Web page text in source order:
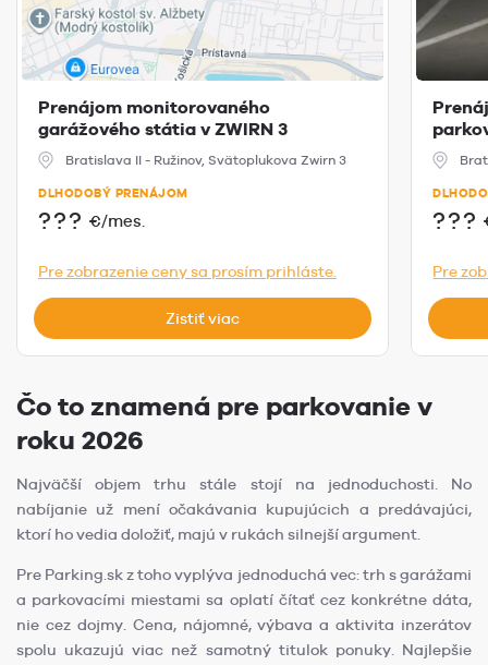
Prenájom monitorovaného
garážového státia v ZWIRN 3
Bratislava II - Ružinov, Svätoplukova Zwirn 3
DLHODOBÝ PRENÁJOM
??? €/mes.
Pre zobrazenie ceny sa prosím prihláste.
Zistiť viac
???
Pre
Čo to znamená pre parkovanie v
roku 2026
Najväčší objem trhu stále stojí na jednoduchosti. No
nabíjanie už mení očakávania kupujúcich a predávajúci,
ktorí ho vedia doložiť, majú v rukách silnejší argument.
Pre Parking.sk z toho vyplýva jednoduchá vec: trh s garážami
a parkovacími miestami sa oplatí čítať cez konkrétne dáta,
nie cez dojmy. Cena, nájomné, výbava a aktivita inzerátov
spolu ukazujú viac než samotný titulok ponuky. Najlepšie